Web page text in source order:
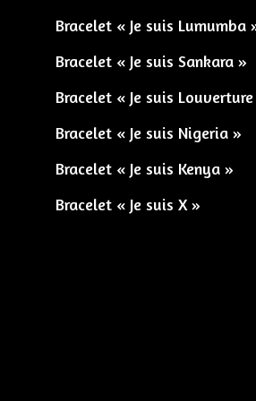
Bracelet « Je suis Lumumba
Bracelet « Je suis Sankara »
Bracelet « Je suis
Bracelet « Je suis Nigeria »
Bracelet « Je suis Kenya »
Bracelet « Je suis X »